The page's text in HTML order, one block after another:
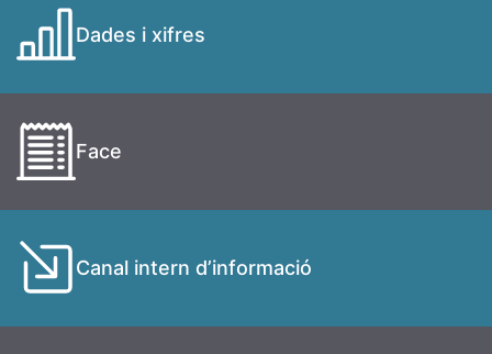
Dades i xifres
Face
Canal intern d’informació